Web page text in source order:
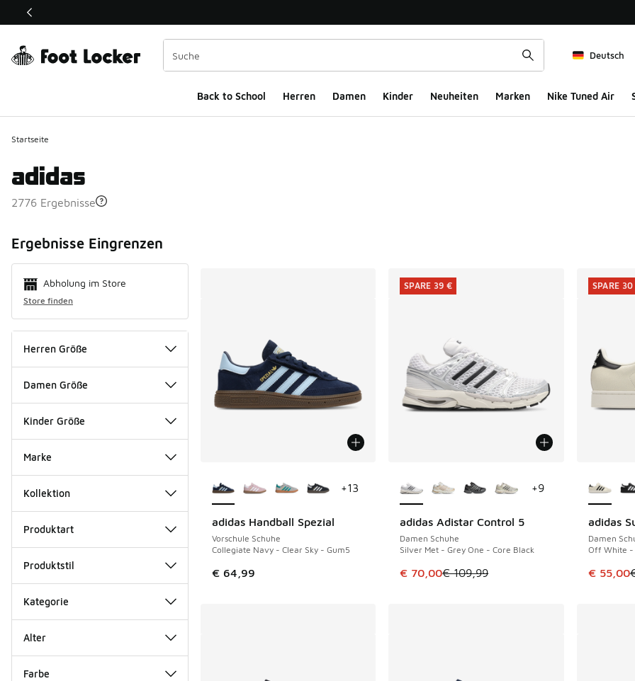
Dieser Link öffnet sich in einem neuen Fenster
Deutsch
Back to School Herren Damen Kinder Neuheiten Marken Nike Tuned Air
Startseite
adidas
2776 Ergebnisse
Ergebnisse Eingrenzen
Abholung im Store
Store finden
Herren Größe
Damen Größe
Kinder Größe
Marke
Kollektion
Produktart
Produktstil
Kategorie
Alter
Farbe
adidas Handball Spezial
Vorschule Schuhe
Collegiate Navy - Clear Sky - Gum5
€ 64,99
+13
adidas Adistar Control 5
Damen Schuhe
Silver Met - Grey One - Core Black
Dieser Artikel ist im Sale. Der Preis ist von
€ 70,00€ 109,99
SPARE 39 €
+9
SPARE 39 €
adidas
Damen
Off White -
Dieser
€ 55,00
SPARE 30
SPARE